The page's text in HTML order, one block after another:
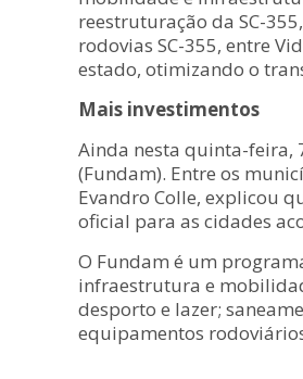
reestruturação da SC-
rodovias SC-355, entre
estado, otimizando o
Mais investimentos
Ainda nesta quinta-feira,
(Fundam). Entre os
Evandro Colle, explicou
oficial para as cidades
O Fundam é um
infraestrutura e
desporto e lazer;
equipamentos